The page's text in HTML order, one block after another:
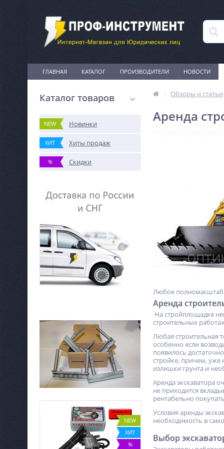
ГЛАВНАЯ КАТАЛОГ ПРОИЗВОДИТЕЛИ НОВОСТИ
Каталог товаров
NEW Новинки
ХИТ Хиты продаж
% Скидки
NEW
ХИТ
%
Обзоры и статьи
Аренда
Любое
Аренда
На стройплощадке
строительных
Любая строительная
особенно если
появилось
стройке, причем, уже
излишки грунта и
Аренда экскаватора
не приходится
рентабельно
Условия аренды
необходимость в
Выбор